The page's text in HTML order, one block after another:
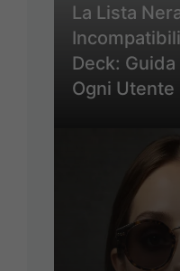
La Lista
Deck:
Ogni Utente